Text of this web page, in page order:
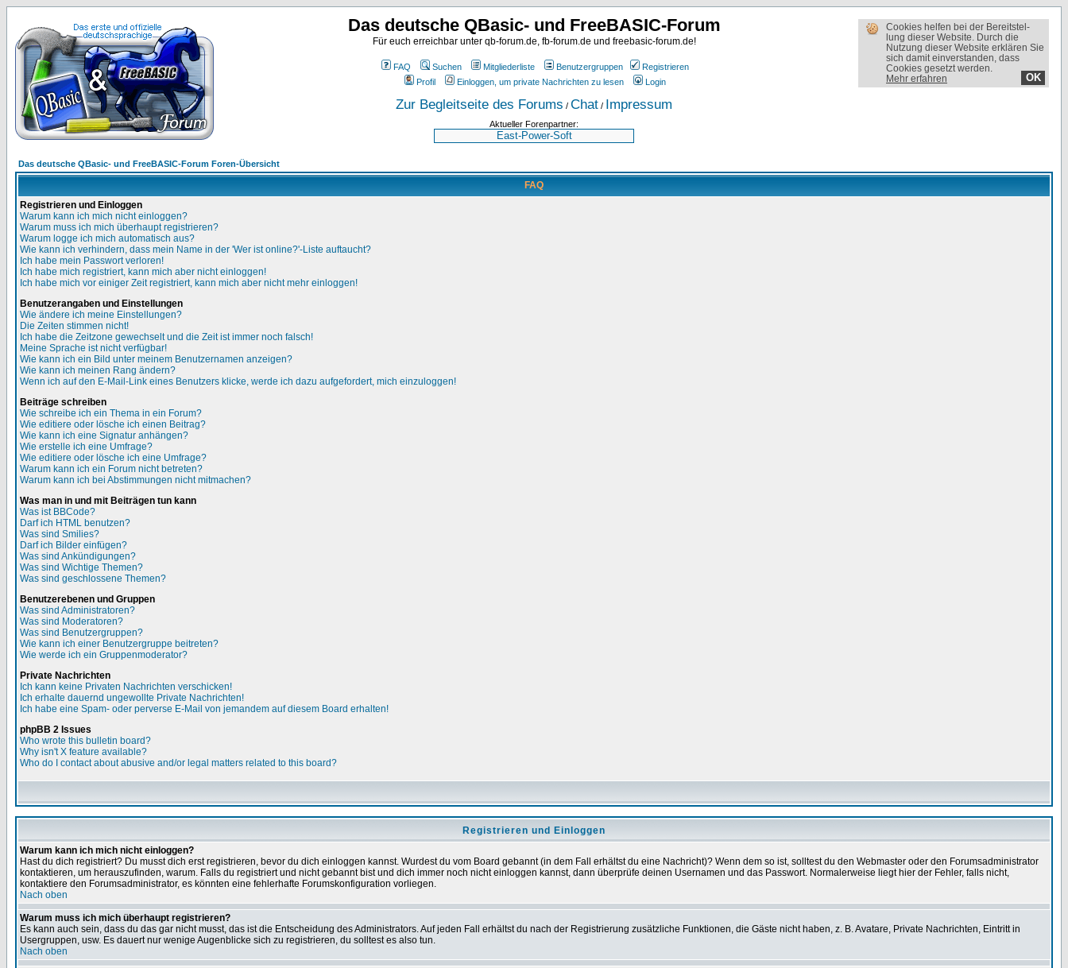
Cookies helfen bei der Bereit­stel­
lung dieser Website. Durch die
Nutzung dieser Website erklären Sie
sich damit einverstanden, dass
Cookies gesetzt werden.
Mehr erfahren
OK
Das deutsche QBasic- und FreeBASIC-Forum
Für euch erreichbar unter qb-forum.de, fb-forum.de und freebasic-forum.de!
FAQ Suchen Mitgliederliste Benutzergruppen
Registrieren
Profil
Einloggen, um private Nachrichten zu lesen Login
Zur Begleitseite des Forums / Chat / Impressum
Aktueller Forenpartner:
Das deutsche QBasic- und FreeBASIC-Forum Foren-Übersicht
FAQ
Registrieren und Einloggen
Warum kann ich mich nicht einloggen?
Warum muss ich mich überhaupt registrieren?
Warum logge ich mich automatisch aus?
Wie kann ich verhindern, dass mein Name in der 'Wer ist online?'-Liste auftaucht?
Ich habe mein Passwort verloren!
Ich habe mich registriert, kann mich aber nicht einloggen!
Ich habe mich vor einiger Zeit registriert, kann mich aber nicht mehr einloggen!
Benutzerangaben und Einstellungen
Wie ändere ich meine Einstellungen?
Die Zeiten stimmen nicht!
Ich habe die Zeitzone gewechselt und die Zeit ist immer noch falsch!
Meine Sprache ist nicht verfügbar!
Wie kann ich ein Bild unter meinem Benutzernamen anzeigen?
Wie kann ich meinen Rang ändern?
Wenn ich auf den E-Mail-Link eines Benutzers klicke, werde ich dazu aufgefordert, mich einzuloggen!
Beiträge schreiben
Wie schreibe ich ein Thema in ein Forum?
Wie editiere oder lösche ich einen Beitrag?
Wie kann ich eine Signatur anhängen?
Wie erstelle ich eine Umfrage?
Wie editiere oder lösche ich eine Umfrage?
Warum kann ich ein Forum nicht betreten?
Warum kann ich bei Abstimmungen nicht mitmachen?
Was man in und mit Beiträgen tun kann
Was ist BBCode?
Darf ich HTML benutzen?
Was sind Smilies?
Darf ich Bilder einfügen?
Was sind Ankündigungen?
Was sind Wichtige Themen?
Was sind geschlossene Themen?
Benutzerebenen und Gruppen
Was sind Administratoren?
Was sind Moderatoren?
Was sind Benutzergruppen?
Wie kann ich einer Benutzergruppe beitreten?
Wie werde ich ein Gruppenmoderator?
Private Nachrichten
Ich kann keine Privaten Nachrichten verschicken!
Ich erhalte dauernd ungewollte Private Nachrichten!
Ich habe eine Spam- oder perverse E-Mail von jemandem auf diesem Board erhalten!
phpBB 2 Issues
Who wrote this bulletin board?
Why isn't X feature available?
Who do I contact about abusive and/or legal matters related to this board?
Registrieren und Einloggen
Warum kann ich mich nicht einloggen?
Hast du dich registriert? Du musst dich erst registrieren, bevor du dich einloggen kannst. Wurdest du vom Board gebannt (in dem Fall erhältst du eine Nachricht)? Wenn dem so ist, solltest du den Webmaster oder den Forumsadministrator
kontaktieren, um herauszufinden, warum. Falls du registriert und nicht gebannt bist und dich immer noch nicht einloggen kannst, dann überprüfe deinen Usernamen und das Passwort. Normalerweise liegt hier der Fehler, falls nicht,
kontaktiere den Forumsadministrator, es könnten eine fehlerhafte Forumskonfiguration vorliegen.
Nach oben
Warum muss ich mich überhaupt registrieren?
Es kann auch sein, dass du das gar nicht musst, das ist die Entscheidung des Administrators. Auf jeden Fall erhältst du nach der Registrierung zusätzliche Funktionen, die Gäste nicht haben, z. B. Avatare, Private Nachrichten, Eintritt in
Usergruppen, usw. Es dauert nur wenige Augenblicke sich zu registrieren, du solltest es also tun.
Nach oben